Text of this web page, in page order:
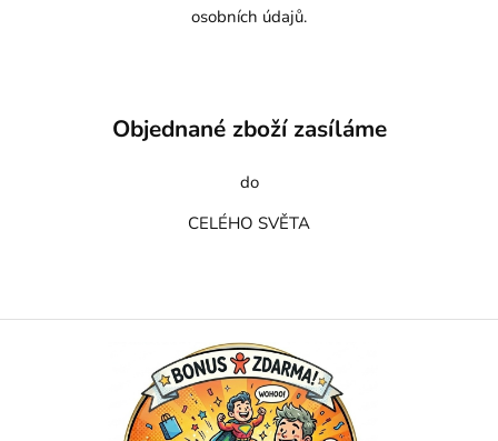
osobních údajů.
Objednané zboží zasíláme
do
CELÉHO SVĚTA